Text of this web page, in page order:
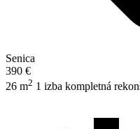
Senica
390 €
26 m2 1 izba kompletná